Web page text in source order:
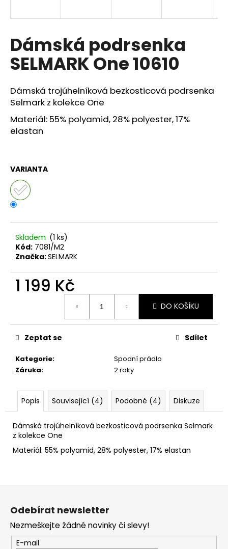
Dámská podrsenka
SELMARK One 10610
Dámská trojúhelníková bezkosticová podrsenka
Selmark z kolekce One
Materiál: 55% polyamid, 28% polyester, 17%
elastan
VARIANTA
Skladem (1 ks)
Kód: 7081/M2
Značka:SELMARK
1 199 Kč
DO KOŠÍKU
Kategorie:
Spodní prádlo
Záruka: 2 roky
Zeptat se Sdílet
Popis Související (4) Podobné (4) Diskuze
Dámská trojúhelníková bezkosticová podrsenka Selmark
z kolekce One
Materiál: 55% polyamid, 28% polyester, 17% elastan
í
t
?
HLEDAT
o
p
o
r
u
u
e
m
e
Z
Odebírat newsletter
Nezmeškejte žádné novinky či slevy!
E-mail